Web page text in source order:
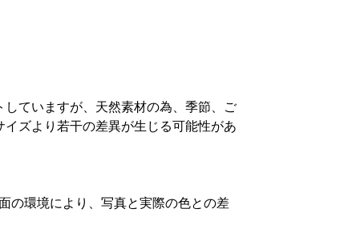
ていますが、天然素材の為、季節、ご
ズより若干の差異が生じる可能性があ
の環境により、写真と実際の色との差